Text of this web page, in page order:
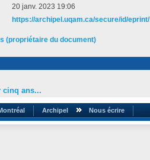
20 janv. 2023 19:06
https://archipel.uqam.ca/secure/id/
(propriétaire du document)
cinq ans...
Archipel Nous écrire